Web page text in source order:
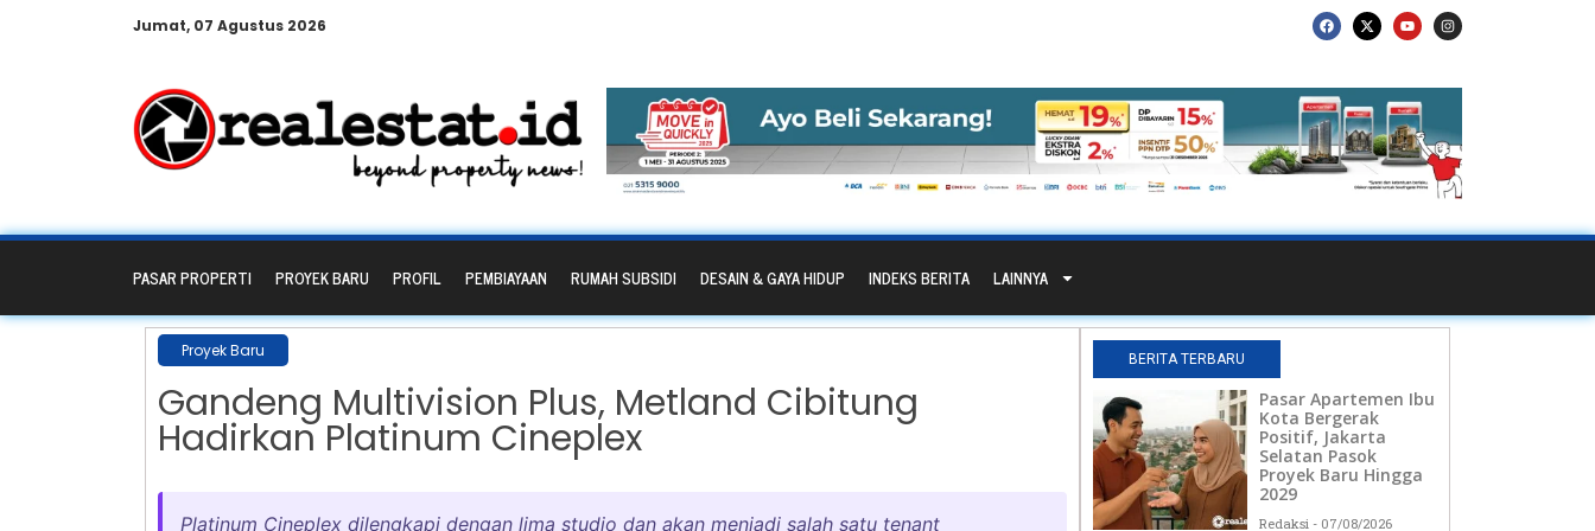
Jumat, 07 Agustus 2026
PASAR PROPERTI PROYEK BARU PROFIL PEMBIAYAAN RUMAH SUBSIDI DESAIN & GAYA HIDUP INDEKS BERITA LAINNYA
Proyek Baru
Gandeng Multivision Plus, Metland Cibitung
Hadirkan Platinum Cineplex
Platinum Cineplex dilengkapi dengan lima studio dan akan menjadi salah satu tenant
BERITA TERBARU
Pasar Apartemen Ibu
Kota Bergerak
Positif, Jakarta
Selatan Pasok
Proyek Baru Hingga
2029
Redaksi 07/08/2026